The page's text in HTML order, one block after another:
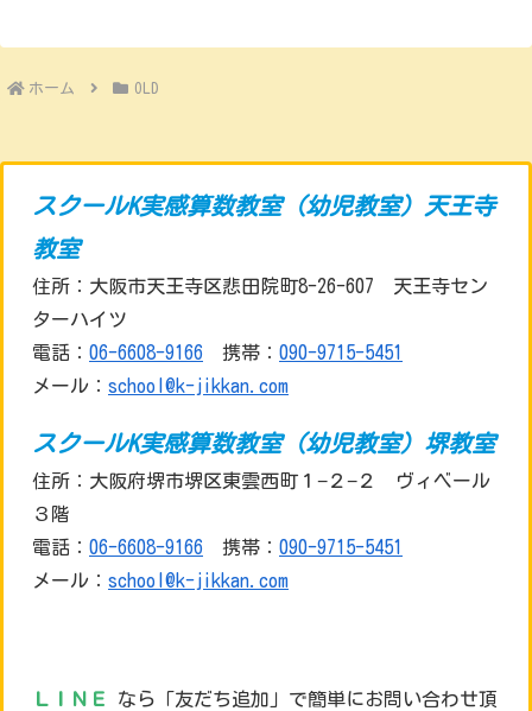
ホーム OLD
スクールK実感算数教室（幼児教室）天王寺
教室
住所：大阪市天王寺区悲田院町8-26-607 天王寺セン
ターハイツ
電話： 06-6608-9166 携帯： 090-9715-5451
メール： school@k-jikkan.com
スクールK実感算数教室（幼児教室）堺教室
住所：大阪府堺市堺区東雲西町１−２−２ ヴィベール
３階
電話： 06-6608-9166 携帯： 090-9715-5451
メール： school@k-jikkan.com
ＬＩＮＥ
なら「友だち追加」で簡単にお問い合わせ頂